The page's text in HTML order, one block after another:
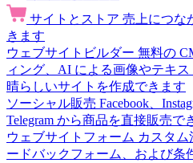
サイトとストア 売上につな
きます
ウェブサイトビルダー 無料の
ィング、AI による画像やテキ
晴らしいサイトを作成できます
ソーシャル販売 Facebook、
Telegram から商品を直接販売で
ウェブサイトフォーム カスタム
ードバックフォーム、および条